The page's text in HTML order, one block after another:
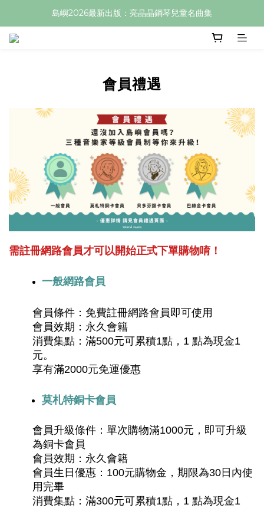
島嶼2026最新出版：亮晶晶鋼琴兒童名曲集
會員禮遇
需註冊網路會員才可以開始正式下單購物唷！
一般網路會員
會員條件：免費註冊網路會員即可使用
會員效期：永久會籍
消費集點：滿500元可累積1點，1 點為現金1
元。
享有滿2000元免運優惠
莫札特銅卡會員
會員升級條件：單次購物滿1000元，即可升級
為銅卡會員
會員效期：永久會籍
會員生日優惠：100元購物金，期限為30日內使
用完畢
消費集點：滿300元可累積1點，1 點為現金1